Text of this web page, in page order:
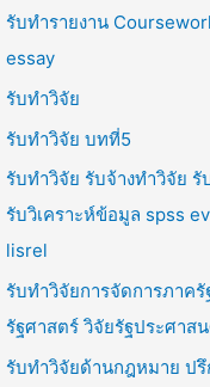
รับทำรายงาน
essay
รับทำวิจัย
รับทำวิจัย บทที่5
รับทำวิจัย รับจ้างทำวิจัย
รับวิเคราะห์ข้อมูล spss
lisrel
รับทำวิจัยการจัดการภาค
รัฐศาสตร์ วิจัยรัฐประศาส
รับทำวิจัยด้านกฎหมาย ป